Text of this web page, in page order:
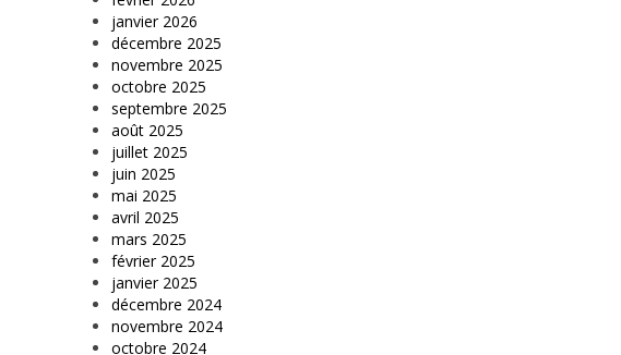
janvier 2026
décembre 2025
novembre 2025
octobre 2025
septembre 2025
août 2025
juillet 2025
juin 2025
mai 2025
avril 2025
mars 2025
février 2025
janvier 2025
décembre 2024
novembre 2024
octobre 2024